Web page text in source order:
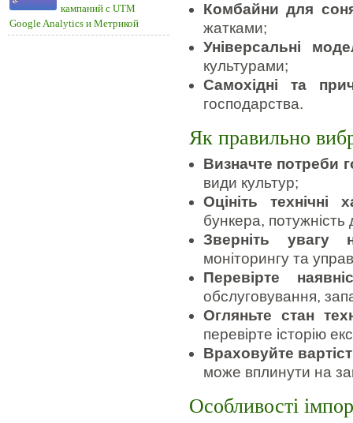
кампаний с UTM
Google Analytics и Метрикой
Комбайни для
жатками;
Універсальні
культурами;
Самохідні та
господарства.
Як правильно
Визначте потреби
види культур;
Оцініть технічні
бункера, потужність
Зверніть увагу
моніторингу та
Перевірте
обслуговування,
Огляньте стан
перевірте історію
Враховуйте
може вплинути на
Особливості